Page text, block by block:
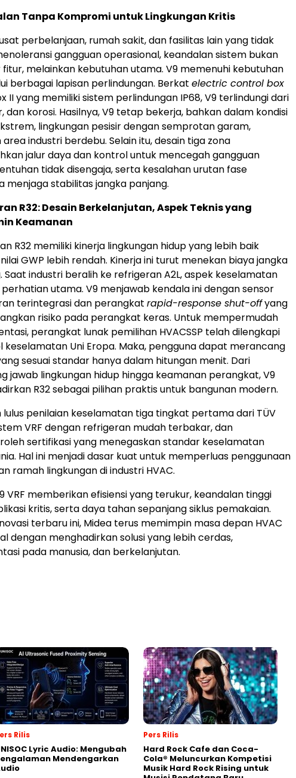
Tanpa Kompromi untuk Lingkungan Kritis
perbelanjaan, rumah sakit, dan fasilitas lain yang tidak
gangguan operasional, keandalan sistem bukan
melainkan kebutuhan utama. V9 memenuhi kebutuhan
berbagai lapisan perlindungan. Berkat electric control box
II yang memiliki sistem perlindungan IP68, V9 terlindungi dari
dan korosi. Hasilnya, V9 tetap bekerja, bahkan dalam kondisi
lingkungan pesisir dengan semprotan garam,
area industri berdebu. Selain itu, desain tiga zona
jalur daya dan kontrol untuk mencegah gangguan
tidak disengaja, serta kesalahan urutan fase
menjaga stabilitas jangka panjang.
R32: Desain Berkelanjutan, Aspek Teknis yang
Keamanan
R32 memiliki kinerja lingkungan hidup yang lebih baik
GWP lebih rendah. Kinerja ini turut menekan biaya jangka
Saat industri beralih ke refrigeran A2L, aspek keselamatan
utama. V9 menjawab kendala ini dengan sensor
terintegrasi dan perangkat rapid-response shut-offyang
risiko pada perangkat keras. Untuk mempermudah
perangkat lunak pemilihan HVACSSP telah dilengkapi
keselamatan Uni Eropa. Maka, pengguna dapat merancang
sesuai standar hanya dalam hitungan menit. Dari
jawab lingkungan hidup hingga keamanan perangkat, V9
R32 sebagai pilihan praktis untuk bangunan modern.
lulus penilaian keselamatan tiga tingkat pertama dari TÜV
VRF dengan refrigeran mudah terbakar, dan
sertifikasi yang menegaskan standar keselamatan
Hal ini menjadi dasar kuat untuk memperluas penggunaan
ramah lingkungan di industri HVAC.
VRF memberikan efisiensi yang terukur, keandalan tinggi
kritis, serta daya tahan sepanjang siklus pemakaian.
terbaru ini, Midea terus memimpin masa depan HVAC
dengan menghadirkan solusi yang lebih cerdas,
pada manusia, dan berkelanjutan.
Rilis
Lyric Audio: Mengubah
Mendengarkan
Pers Rilis
Hard Rock Cafe dan Coca-
Cola® Meluncurkan Kompetisi
Musik Hard Rock Rising untuk